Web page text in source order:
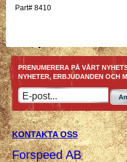
Part# 8410
PRENUMERERA PÅ VÅRT
NYHETER, ERBJUDANDEN OCH
KONTAKTA OSS
Forspeed AB